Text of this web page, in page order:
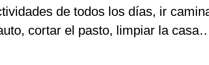
de todos los días, ir
cortar el pasto, limpiar la